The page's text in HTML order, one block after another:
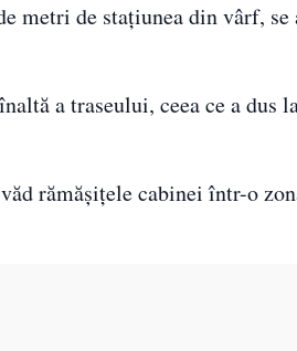
metri de staţiunea din vârf, se
a traseului, ceea ce a dus
rămăşiţele cabinei într-o